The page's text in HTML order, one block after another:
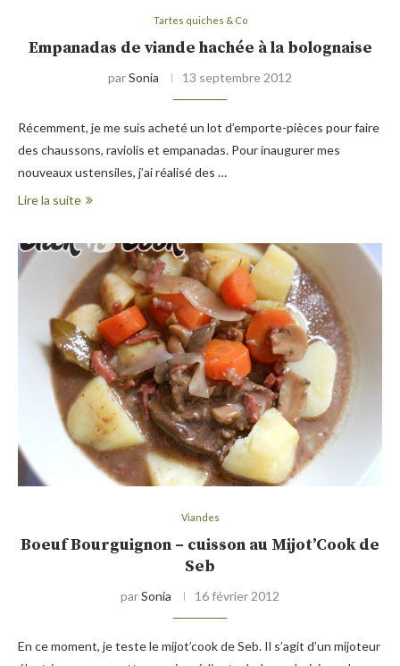
Tartes quiches & Co
Empanadas de viande hachée à la bolognaise
parSonia 13 septembre 2012
Récemment, je me suis acheté un lot d’emporte-pièces pour faire
des chaussons, raviolis et empanadas. Pour inaugurer mes
nouveaux ustensiles, j’ai réalisé des …
Lire la suite
Viandes
Boeuf Bourguignon – cuisson au Mijot’Cook de
Seb
parSonia 16 février 2012
En ce moment, je teste le mijot’cook de Seb. Il s’agit d’un mijoteur